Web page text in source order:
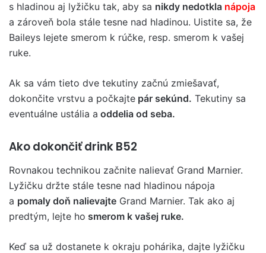
s hladinou aj lyžičku tak, aby sa nikdy nedotkla nápoja
a zároveň bola stále tesne nad hladinou. Uistite sa, že
Baileys lejete smerom k rúčke, resp. smerom k vašej
ruke.
Ak sa vám tieto dve tekutiny začnú zmiešavať,
dokončite vrstvu a počkajte pár sekúnd. Tekutiny sa
eventuálne ustália a oddelia od seba.
Ako dokončiť drink B52
Rovnakou technikou začnite nalievať Grand Marnier.
Lyžičku držte stále tesne nad hladinou nápoja
a pomaly doň nalievajte Grand Marnier. Tak ako aj
predtým, lejte ho smerom k vašej ruke.
Keď sa už dostanete k okraju pohárika, dajte lyžičku